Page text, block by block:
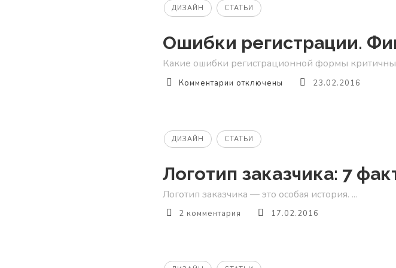
Design
CC
убийца
Sketch
ДИЗАЙН СТАТЬИ
Ошибки регистрации.
Какие ошибки регистрационной формы критичны
Комментарии к
Финолог
отключены 23.02.2016
ДИЗАЙН СТАТЬИ
Логотип заказчика: 7
Логотип заказчика — это особая история. ...
2 комментария 17.02.2016